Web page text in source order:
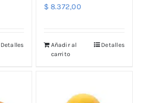
Detalles
$8.372,00
Añadir al
carrito
Detalles